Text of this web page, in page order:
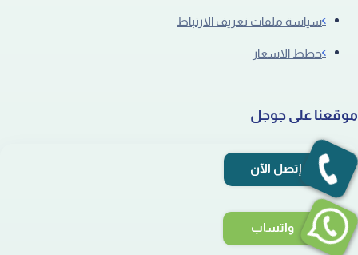
سياسة ملفات تعريف الارتباط
خطط الاسعار
موقعنا على جوجل
إتصل الآن
واتساب